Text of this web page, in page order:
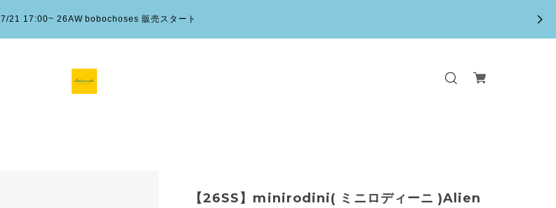
7/21 17:00~ 26AW bobochoses 販売スタート
【26SS】minirodini( ミニロディーニ )Alien